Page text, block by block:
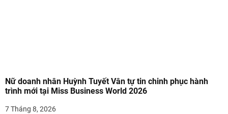
Nữ doanh nhân Huỳnh Tuyết Vân tự tin chinh phục hành
trình mới tại Miss Business World 2026
7 Tháng 8, 2026